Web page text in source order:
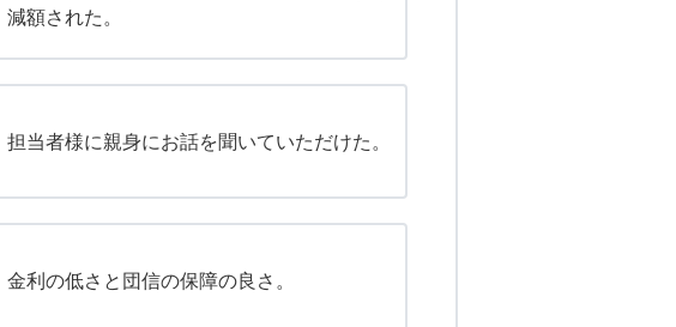
減額された。
担当者様に親身にお話を聞いていただけた。
金利の低さと団信の保障の良さ。